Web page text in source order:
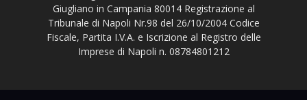
Giugliano in Campania 80014 Registrazione al
Tribunale di Napoli Nr.98 del 26/10/2004 Codice
Fiscale, Partita I.V.A. e Iscrizione al Registro delle
Imprese di Napoli n. 08784801212